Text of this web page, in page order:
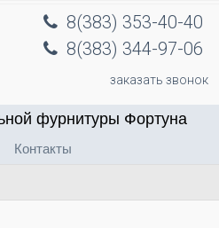
8(383) 353-40-40
8(383) 344-97-06
заказать звонок
фурнитуры Фортуна
Контакты